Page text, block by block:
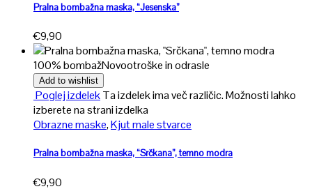
Pralna bombažna maska, “Jesenska”
€9,90
100% bombažNovootroške in odrasle
Add to wishlist
Poglej izdelekTa izdelek ima več različic. Možnosti lahko
izberete na strani izdelka
Obrazne maske,Kjut male stvarce
Pralna bombažna maska, “Srčkana”, temno modra
€9,90